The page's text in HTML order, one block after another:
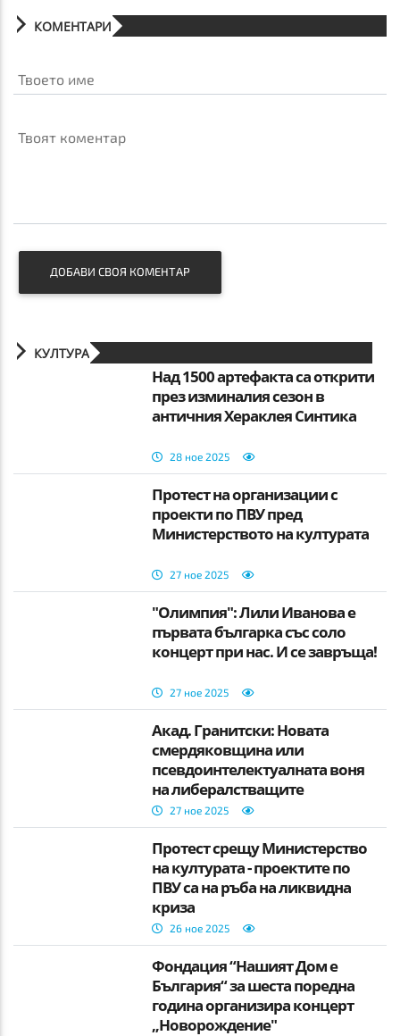
КОМЕНТАРИ
Твоето име
Твоят коментар
ДОБАВИ СВОЯ КОМЕНТАР
КУЛТУРА
Над 1500 артефакта са открити
през изминалия сезон в
античния Хераклея Синтика
28 ное 2025
Протест на организации с
проекти по ПВУ пред
Министерството на културата
27 ное 2025
"Олимпия": Лили Иванова е
първата българка със соло
концерт при нас. И се завръща!
27 ное 2025
Акад. Гранитски: Новата
смердяковщина или
псевдоинтелектуалната воня
на либералстващите
шоролопчии
27 ное 2025
Протест срещу Министерство
на културата - проектите по
ПВУ са на ръба на ликвидна
криза
26 ное 2025
Фондация “Нашият Дом е
България“ за шеста поредна
година организира концерт
„Новорождение"